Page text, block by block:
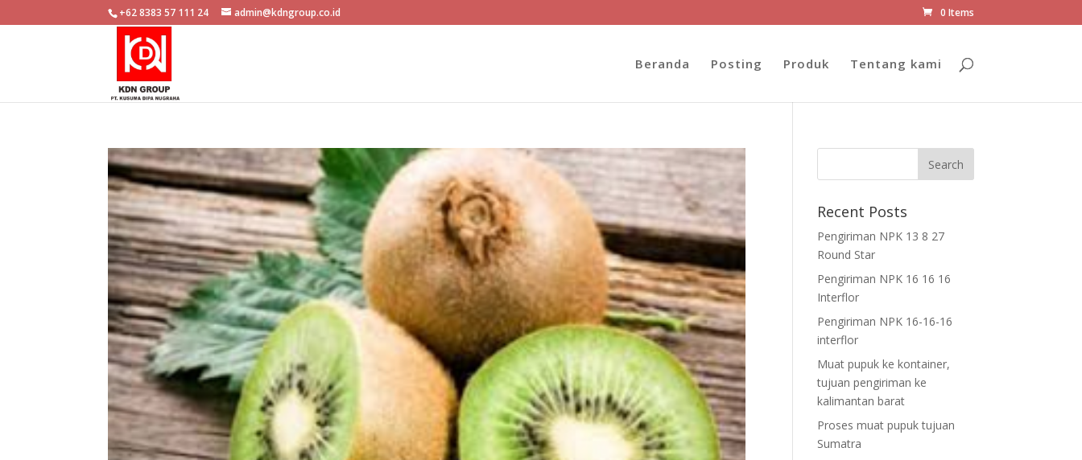
+62 8383 57 111 24 admin@kdngroup.co.id 0 Items
Beranda Posting Produk Tentang kami
Recent Posts
Pengiriman NPK 13 8 27
Round Star
Pengiriman NPK 16 16 16
Interflor
Pengiriman NPK 16-16-16
interflor
Muat pupuk ke kontainer,
tujuan pengiriman ke
kalimantan barat
Proses muat pupuk tujuan
Sumatra